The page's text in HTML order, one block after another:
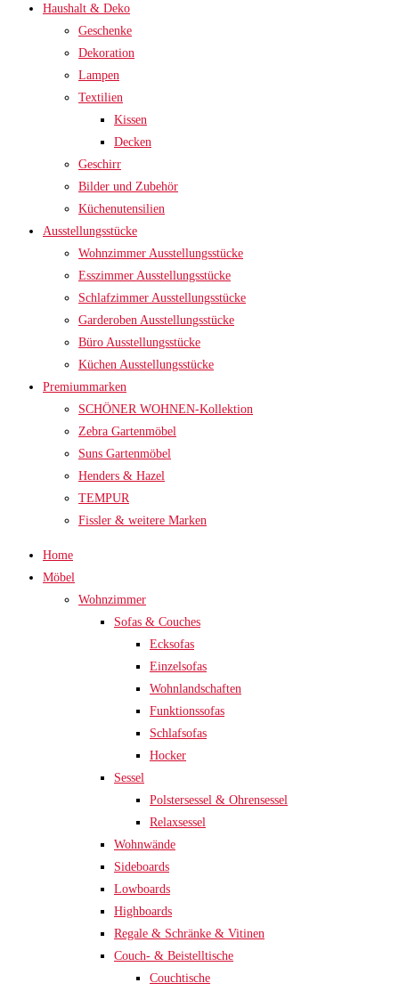
Haushalt & Deko
Geschenke
Dekoration
Lampen
Textilien
Kissen
Decken
Geschirr
Bilder und Zubehör
Küchenutensilien
Ausstellungsstücke
Wohnzimmer Ausstellungsstücke
Esszimmer Ausstellungsstücke
Schlafzimmer Ausstellungsstücke
Garderoben Ausstellungsstücke
Büro Ausstellungsstücke
Küchen Ausstellungsstücke
Premiummarken
SCHÖNER WOHNEN-Kollektion
Zebra Gartenmöbel
Suns Gartenmöbel
Henders & Hazel
TEMPUR
Fissler & weitere Marken
Home
Möbel
Wohnzimmer
Sofas & Couches
Ecksofas
Einzelsofas
Wohnlandschaften
Funktionssofas
Schlafsofas
Hocker
Sessel
Polstersessel & Ohrensessel
Relaxsessel
Wohnwände
Sideboards
Lowboards
Highboards
Regale & Schränke & Vitinen
Couch- & Beistelltische
Couchtische